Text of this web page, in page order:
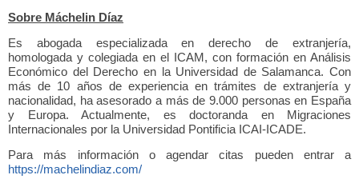
Sobre Máchelin Díaz
Es abogada especializada en derecho de extranjería,
homologada y colegiada en el ICAM, con formación en Análisis
Económico del Derecho en la Universidad de Salamanca. Con
más de 10 años de experiencia en trámites de extranjería y
nacionalidad, ha asesorado a más de 9.000 personas en España
y Europa. Actualmente, es doctoranda en Migraciones
Internacionales por la Universidad Pontificia ICAI-ICADE.
Para más información o agendar citas pueden entrar a
https://machelindiaz.com/